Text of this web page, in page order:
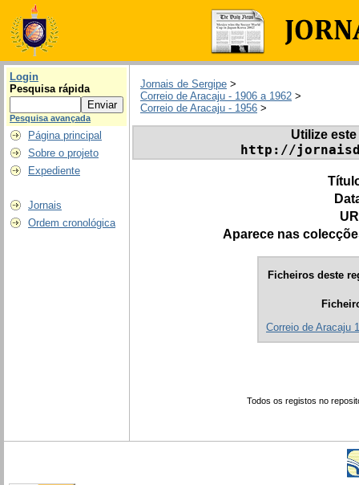
Login
Pesquisa rápida
Pesquisa avançada
Página principal
Sobre o projeto
Expediente
Jornais
Ordem cronológica
Jornais de Sergipe >
Correio de Aracaju - 1906 a 1962 >
Correio de Aracaju - 1956 >
Utilize
http://
Aparece nas
Ficheiros deste
Correio de Aracaju
Todos os registos no